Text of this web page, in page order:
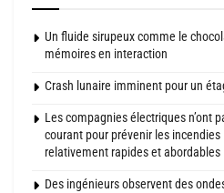
Un fluide sirupeux comme le
mémoires en interaction
Crash lunaire imminent pour un
Les compagnies électriques n’ont
courant pour prévenir les
relativement rapides et abordables
Des ingénieurs observent des